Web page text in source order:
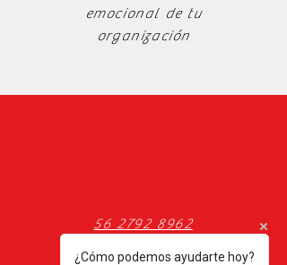
emocional de tu
organización
56 2792 8962
¿Cómo podemos ayudarte hoy?